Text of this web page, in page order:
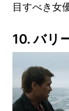
目すべき女
10. バリ